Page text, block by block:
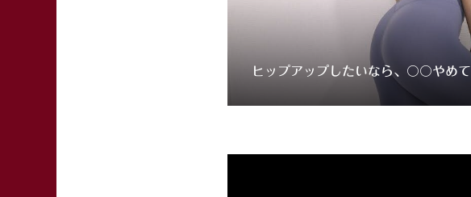
ヒップアップしたいなら、〇〇やめて